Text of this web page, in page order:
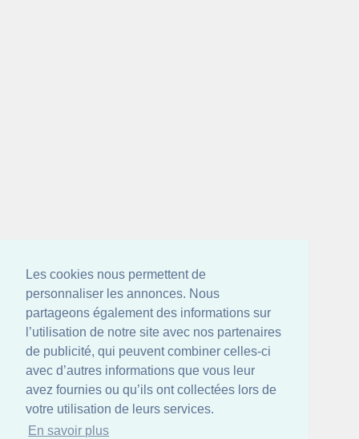
Les cookies nous permettent de
personnaliser les annonces. Nous
partageons également des informations sur
l’utilisation de notre site avec nos partenaires
de publicité, qui peuvent combiner celles-ci
avec d’autres informations que vous leur
avez fournies ou qu’ils ont collectées lors de
votre utilisation de leurs services.
En savoir plus